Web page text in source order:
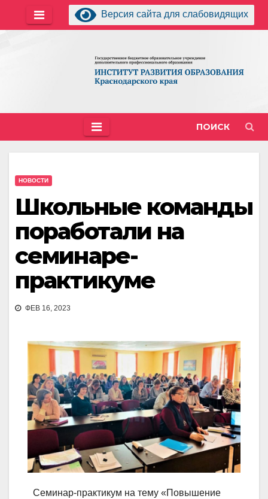
Версия сайта для слабовидящих
ПОИСК
НОВОСТИ
Школьные команды
поработали на
семинаре-
практикуме
ФЕВ 16, 2023
Семинар-практикум на тему «Повышение